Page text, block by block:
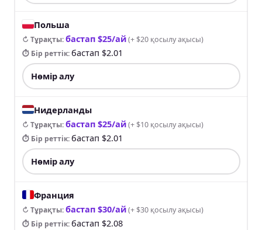
Польша
↻ Тұрақты:бастап $25/ай(+ $20 қосылу ақысы)
⏱ Бір реттік:бастап $2.01
Нөмір алу
Нидерланды
↻ Тұрақты:бастап $25/ай(+ $10 қосылу ақысы)
⏱ Бір реттік:бастап $2.01
Нөмір алу
Франция
↻ Тұрақты:бастап $30/ай(+ $30 қосылу ақысы)
⏱ Бір реттік:бастап $2.08